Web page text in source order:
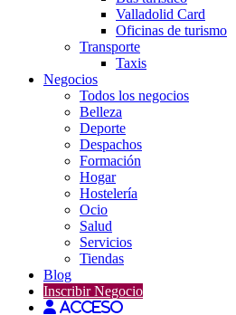
Valladolid Card
Oficinas de turismo
Transporte
Taxis
Negocios
Todos los negocios
Belleza
Deporte
Despachos
Formación
Hogar
Hostelería
Ocio
Salud
Servicios
Tiendas
Blog
Inscribir Negocio
Acceso